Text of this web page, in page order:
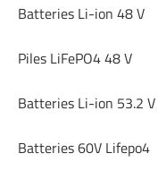
Batteries Li-ion 48 V
Piles LiFePO4 48 V
Batteries Li-ion 53.2 V
Batteries 60V Lifepo4